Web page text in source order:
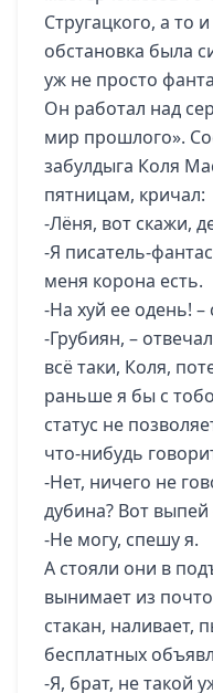
Стругацкого, а то
обстановка была
уж не просто
Он работал над
мир прошлого».
забулдыга Коля
пятницам, кричал:
-Лёня, вот скажи,
-Я писатель-
меня корона есть.
-На хуй ее одень!
-Грубиян, –
всё таки, Коля,
раньше я бы с
статус не
что-нибудь
-Нет, ничего не
дубина? Вот
-Не могу, спешу я.
А стояли они в
вынимает из
стакан, наливает,
бесплатных
-Я, брат, не такой